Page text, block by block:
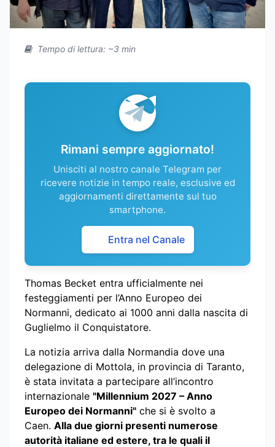
Tempo di lettura: ~3 min
Rimani sempre aggiornato!
Unisciti al nostro canale Telegram per
ricevere notizie in tempo reale, esclusive ed
aggiornamenti direttamente sul tuo
smartphone.
Entra nel Canale
Thomas Becket entra ufficialmente nei
festeggiamenti per l’Anno Europeo dei
Normanni, dedicato ai 1000 anni dalla nascita di
Guglielmo il Conquistatore.
La notizia arriva dalla Normandia dove una
delegazione di Mottola, in provincia di Taranto,
è stata invitata a partecipare all’incontro
internazionale "Millennium 2027 – Anno
Europeo dei Normanni" che si è svolto a
Caen. Alla due giorni presenti numerose
autorità italiane ed estere, tra le quali il